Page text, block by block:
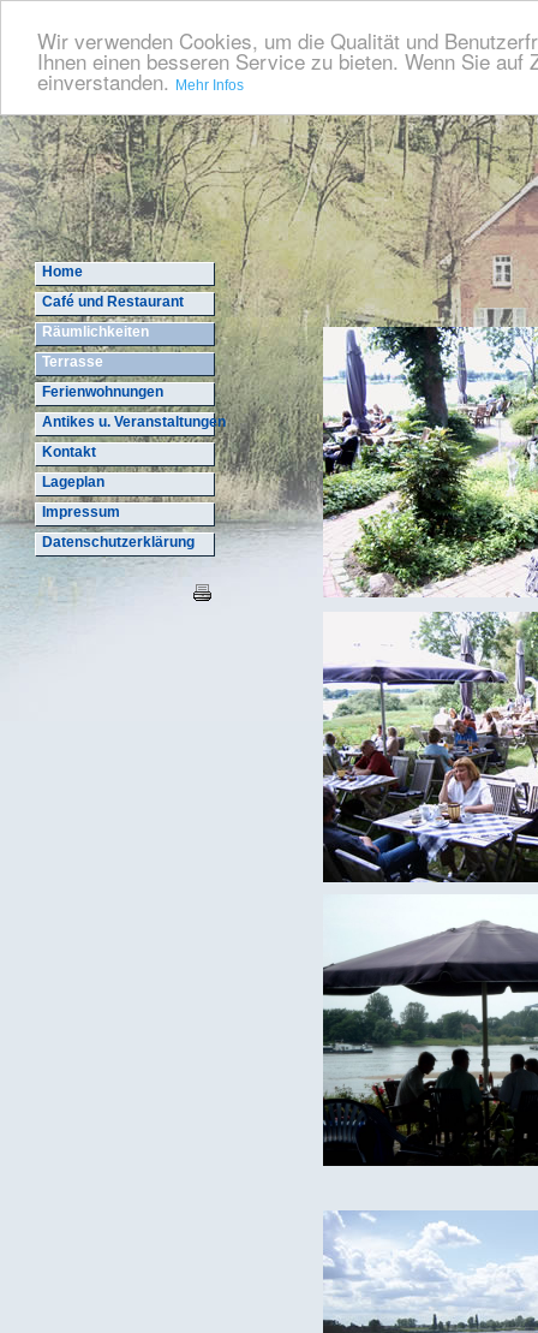
Wir verwenden Cookies, um die Qualität und
Ihnen einen besseren Service zu bieten. Wenn Sie
einverstanden. Mehr Infos
Home
Café und Restaurant
Räumlichkeiten
Terrasse
Ferienwohnungen
Antikes u. Veranstaltungen
Kontakt
Lageplan
Impressum
Datenschutzerklärung